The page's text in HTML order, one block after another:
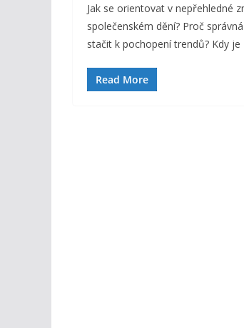
Jak se orientovat v nepřehledné
společenském dění? Proč
stačit k pochopení trendů? Kdy je
Read More